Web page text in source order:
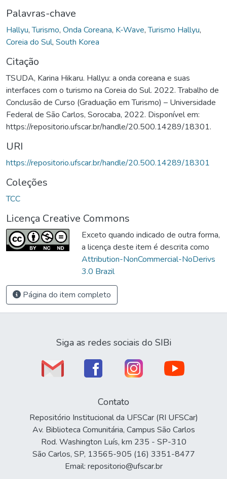
Palavras-chave
Hallyu,Turismo, Onda Coreana, K-Wave,Turismo Hallyu,
Coreia do Sul, South Korea
Citação
TSUDA, Karina Hikaru. Hallyu: a onda coreana e suas
interfaces com o turismo na Coreia do Sul. 2022. Trabalho de
Conclusão de Curso (Graduação em Turismo) – Universidade
Federal de São Carlos, Sorocaba, 2022. Disponível em:
https://repositorio.ufscar.br/handle/20.500.14289/18301.
URI
https://repositorio.ufscar.br/handle/20.500.14289/18301
Coleções
TCC
Licença Creative Commons
Exceto quando indicado de outra forma,
a licença deste item é descrita como
Attribution-NonCommercial-NoDerivs
3.0 Brazil
Página do item completo
Siga as redes sociais do SIBi
Contato
Repositório Institucional da UFSCar (RI UFSCar)
Av. Biblioteca Comunitária, Campus São Carlos
Rod. Washington Luís, km 235 - SP-310
São Carlos, SP, 13565-905 (16) 3351-8477
Email: repositorio@ufscar.br